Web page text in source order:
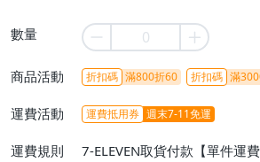
數量
商品活動 折扣碼 滿800折60 折扣碼 滿
運費活動 運費抵用券 週末7-11免運
運費規則
7-ELEVEN取貨付款【單件運